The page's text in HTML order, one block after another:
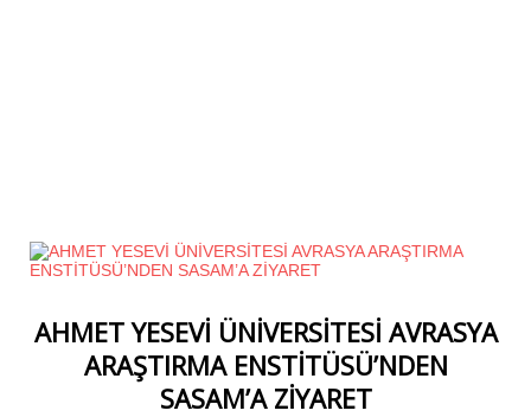
AHMET YESEVİ ÜNİVERSİTESİ AVRASYA
ARAŞTIRMA ENSTİTÜSÜ’NDEN
SASAM’A ZİYARET